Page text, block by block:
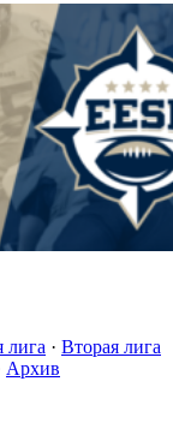
лига · Вторая лига
Архив